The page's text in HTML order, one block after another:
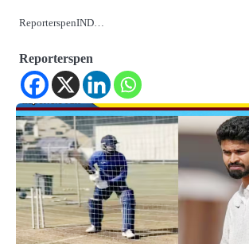
ReporterspenIND…
Reporterspen